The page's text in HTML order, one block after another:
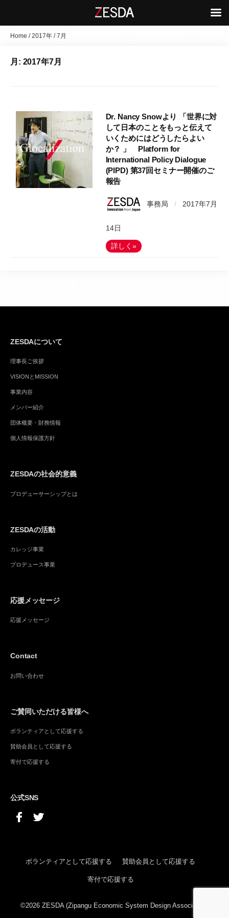
コ
Home /2017年 /7月
月: 2017年7月
Dr. Nancy Snowより 「世界に対
して日本のことをもっと伝えて
いくためにはどうしたらよい
か？ 」 Platform for
International Policy Dialogue
(PIPD) 第37回セミナー開催のご
報告
事務局 / 2017年7月
14日
詳しく»
ZESDAについて
理事長ご挨拶
VISIONとMISSION
事業内容
メンバー紹介
団体概要・財務情報
個人情報保護方針
ZESDAの社会的意義
プロデューサーシップとは
ZESDAの活動
カレッジ事業
プロデュース事業
応援メッセージ
応援メッセージ
Contact
お問い合わせ
ご賛同いただける皆様へ
ボランティアとして応援する
賛助会員として応援する
寄付で応援する
公式SNS
ボランティアとして応援する 賛助会員として応援する
寄付で応援する
©2026 ZESDA (Zipangu Economic System Design Association)